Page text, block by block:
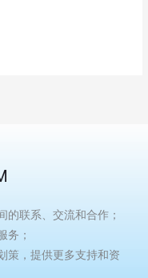
的联系、交流和合作；
务；
策，提供更多支持和资